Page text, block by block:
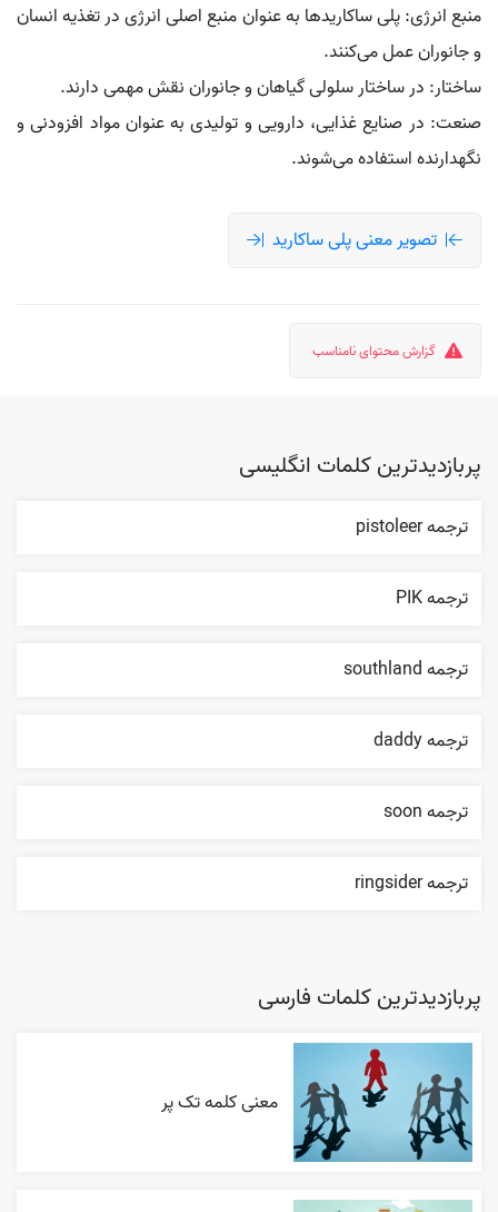
منبع انرژی: پلی ساکاریدها به عنوان منبع اصلی انرژی در تغذیه انسان
و جانوران عمل می‌کنند.
ساختار: در ساختار سلولی گیاهان و جانوران نقش مهمی دارند.
صنعت: در صنایع غذایی، دارویی و تولیدی به عنوان مواد افزودنی و
نگهدارنده استفاده می‌شوند.
تصویر معنی پلی ساکارید
گزارش محتوای نامناسب
پربازدیدترین کلمات انگلیسی
ترجمه pistoleer
ترجمه PIK
ترجمه southland
ترجمه daddy
ترجمه soon
ترجمه ringsider
پربازدیدترین کلمات فارسی
معنی کلمه تک پر